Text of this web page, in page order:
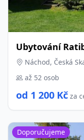
Ubytování
Náchod, Česká
až 52 osob
od 1 200 Kč za
Doporučujeme